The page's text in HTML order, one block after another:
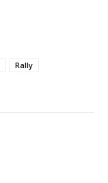
Rally